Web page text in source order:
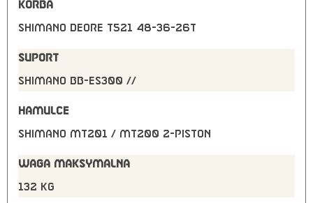
KORBA
Shimano Deore T521 48-36-26T
SUPORT
Shimano BB-ES300 //
HAMULCE
Shimano MT201 / MT200 2-Piston
WAGA MAKSYMALNA
132 kg